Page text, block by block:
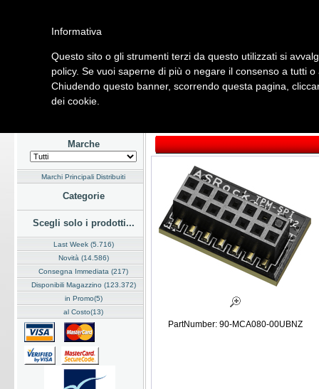
Home Listino Marchi Dati Cliente Servizi Company
Hardware Software Fotografia Telefonia Audio Video
Marche
Marchi Principali Distribuiti
Categorie
Scegli solo i prodotti...
Last Week (5.716)
Novità (14.586)
Consegna Immediata (217)
Disponibili Magazzino (123.372)
in Promo(5)
al Costo(13)
PartNumber: 90-MCA080-00UBNZ
Informativa
Questo sito o gli strumenti terzi da questo utilizzati si
policy. Se vuoi saperne di più o negare il consenso a tutti
Chiudendo questo banner, scorrendo questa pagina,
dei cookie.